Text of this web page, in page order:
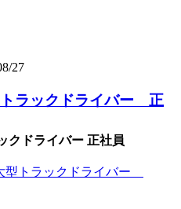
27
トラックドライバー 正
クドライバー 正社員